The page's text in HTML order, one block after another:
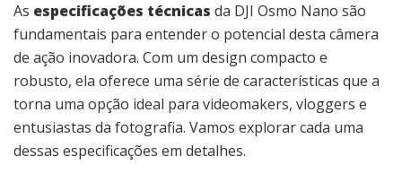
As especificações técnicas da DJI Osmo Nano são
fundamentais para entender o potencial desta câmera
de ação inovadora. Com um design compacto e
robusto, ela oferece uma série de características que a
torna uma opção ideal para videomakers, vloggers e
entusiastas da fotografia. Vamos explorar cada uma
dessas especificações em detalhes.